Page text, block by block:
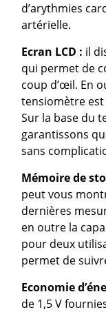
d’arythmies
artérielle.
Ecran LCD : il
qui permet de
coup d’œil. En
tensiomètre
Sur la base du
garantissons
sans
Mémoire de
peut vous
dernières
en outre la
pour deux
permet de
Economie
de 1,5 V